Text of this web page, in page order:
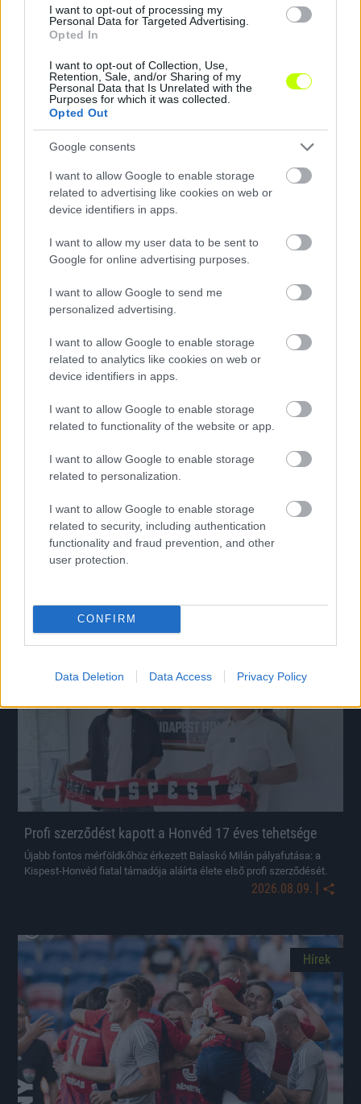
I want to opt-out of processing my
Personal Data for Targeted Advertising.
Opted In
I want to opt-out of Collection, Use,
Retention, Sale, and/or Sharing of my
Personal Data that Is Unrelated with the
Purposes for which it was collected.
Opted Out
Google consents
I want to allow Google to enable storage
related to advertising like cookies on web or
device identifiers in apps.
I want to allow my user data to be sent to
Google for online advertising purposes.
I want to allow Google to send me
personalized advertising.
I want to allow Google to enable storage
related to analytics like cookies on web or
device identifiers in apps.
I want to allow Google to enable storage
related to functionality of the website or app.
I want to allow Google to enable storage
related to personalization.
I want to allow Google to enable storage
related to security, including authentication
functionality and fraud prevention, and other
user protection.
CONFIRM
Data Deletion Data Access Privacy Policy
Hírek
Bognár György szerint Szalai József a gólkirályságért
is harcban lehet
továbblépéshez szükséges adottságok.
Kétszer is visszajött hátrányból, s végül egy ponttal
távozott Paksról a Honvéd
A 16 esztendős Somogyi Tamás gyönyörű találatot szerzett, a
csattanót Csontos Dominik büntetője jelentette.
Profi szerződést kapott a Honvéd 17 éves tehetsége
Újabb fontos mérföldkőhöz érkezett Balaskó Milán pályafutása: a
Kispest-Honvéd fiatal támadója aláírta élete első profi szerződését.
2026.08.09. |
Hírek